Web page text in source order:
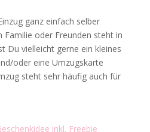
ganz einfach selber
Familie oder Freunden steht in
Du vielleicht gerne ein kleines
oder eine Umzugskarte
steht sehr häufig auch für